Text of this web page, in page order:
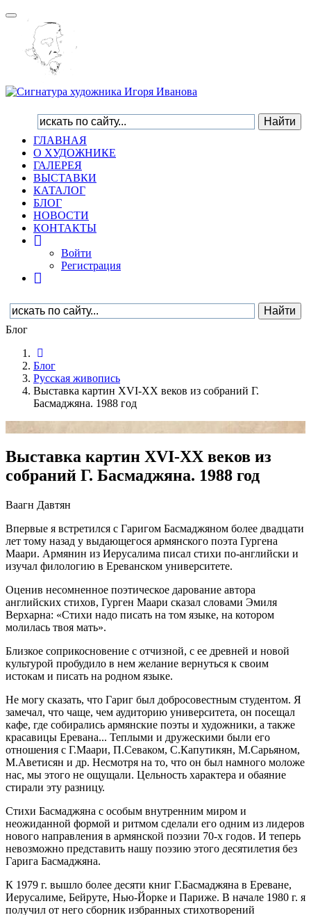
Toggle
navigation
ГЛАВНАЯ
О ХУДОЖНИКЕ
ГАЛЕРЕЯ
ВЫСТАВКИ
КАТАЛОГ
БЛОГ
НОВОСТИ
КОНТАКТЫ
Войти
Регистрация
Блог
Блог
Русская живопись
Выставка картин XVI-XX веков из собраний Г.
Басмаджяна. 1988 год
Выставка картин XVI-XX веков из
собраний Г. Басмаджяна. 1988 год
Ваагн Давтян
Впервые я встретился с Гаригом Басмаджяном более двадцати
лет тому назад у выдающегося армянского поэта Гургена
Маари. Армянин из Иерусалима писал стихи по-английски и
изучал филологию в Ереванском университете.
Оценив несомненное поэтическое дарование автора
английских стихов, Гурген Маари сказал словами Эмиля
Верхарна: «Стихи надо писать на том языке, на котором
молилась твоя мать».
Близкое соприкосновение с отчизной, с ее древней и новой
культурой пробудило в нем желание вернуться к своим
истокам и писать на родном языке.
Не могу сказать, что Гариг был добросовестным студентом. Я
замечал, что чаще, чем аудиторию университета, он посещал
кафе, где собирались армянские поэты и художники, а также
красавицы Еревана... Теплыми и дружескими были его
отношения с Г.Маари, П.Севаком, С.Капутикян, М.Сарьяном,
М.Аветисян и др. Несмотря на то, что он был намного моложе
нас, мы этого не ощущали. Цельность характера и обаяние
стирали эту разницу.
Стихи Басмаджяна с особым внутренним миром и
неожиданной формой и ритмом сделали его одним из лидеров
нового направления в армянской поэзии 70-х годов. И теперь
невозможно представить нашу поэзию этого десятилетия без
Гарига Басмаджяна.
К 1979 г. вышло более десяти книг Г.Басмаджяна в Ереване,
Иерусалиме, Бейруте, Нью-Йорке и Париже. В начале 1980 г. я
получил от него сборник избранных стихотворений